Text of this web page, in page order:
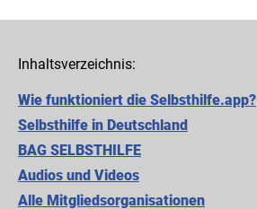
Inhaltsverzeichnis:
Wie funktioniert die Selbsthilfe.app?
Selbsthilfe in Deutschland
BAG SELBSTHILFE
Audios und Videos
Alle Mitgliedsorganisationen